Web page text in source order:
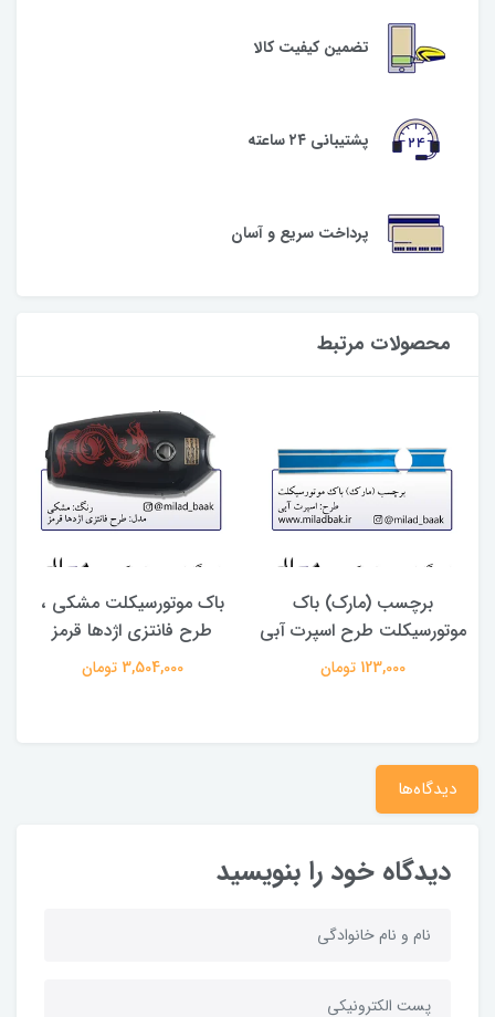
تضمین کیفیت کالا
پشتیبانی ۲۴ ساعته
پرداخت سریع و آسان
محصولات مرتبط
برچسب (مارک) باک
موتورسیکلت طرح اسپرت آبی
123,000 تومان
باک موتورسیکلت مشکی ،
طرح فانتزی اژدها قرمز
3,504,000 تومان
دیدگاه‌ها
دیدگاه خود را بنویسید